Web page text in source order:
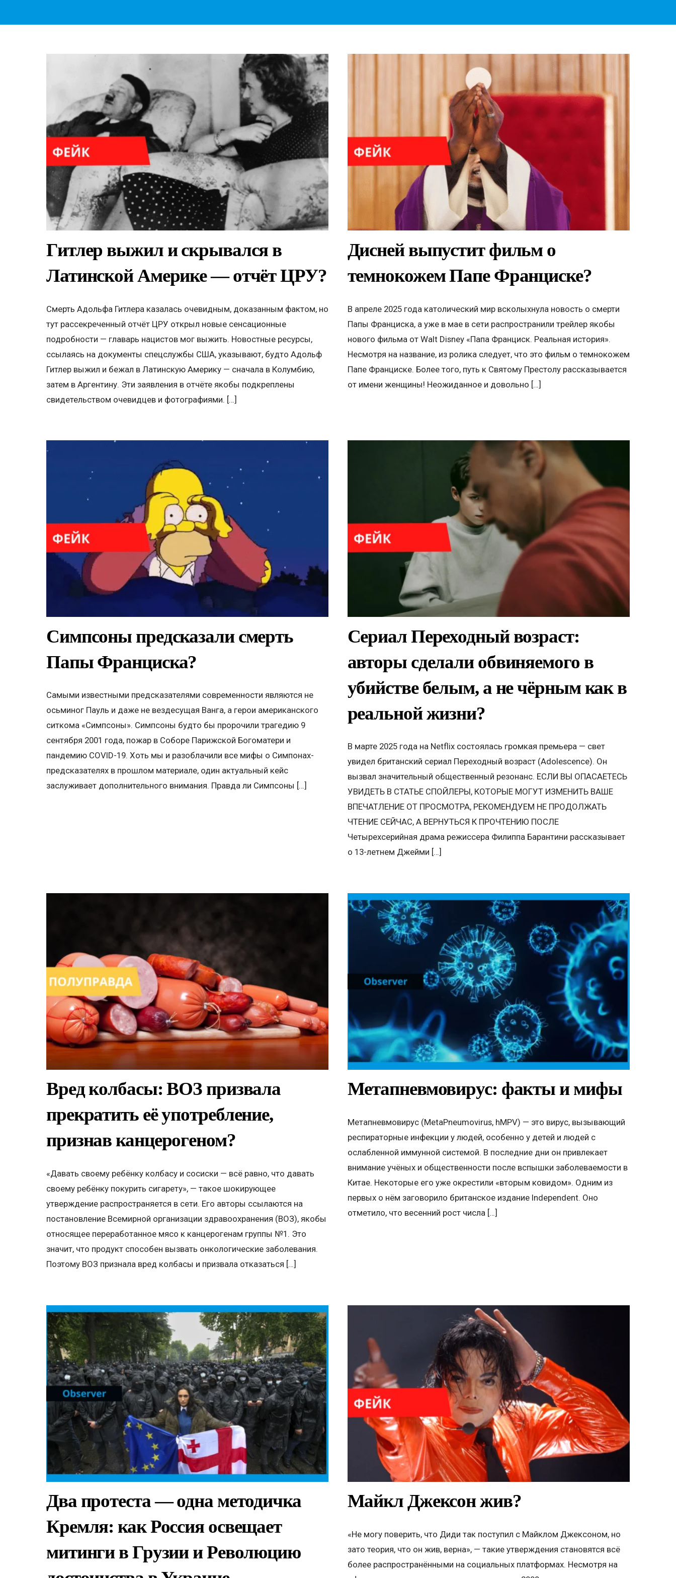
Гитлер выжил и скрывался в
Латинской Америке — отчёт ЦРУ?
Смерть Адольфа Гитлера казалась очевидным, доказанным фактом, но
тут рассекреченный отчёт ЦРУ открыл новые сенсационные
подробности — главарь нацистов мог выжить. Новостные ресурсы,
ссылаясь на документы спецслужбы США, указывают, будто Адольф
Гитлер выжил и бежал в Латинскую Америку — сначала в Колумбию,
затем в Аргентину. Эти заявления в отчёте якобы подкреплены
свидетельством очевидцев и фотографиями. […]
Дисней выпустит фильм о
темнокожем Папе Франциске?
В апреле 2025 года католический мир всколыхнула новость о смерти
Папы Франциска, а уже в мае в сети распространили трейлер якобы
нового фильма от Walt Disney «Папа Франциск. Реальная история».
Несмотря на название, из ролика следует, что это фильм о темнокожем
Папе Франциске. Более того, путь к Святому Престолу рассказывается
от имени женщины! Неожиданное и довольно […]
Симпсоны предсказали смерть
Папы Франциска?
Самыми известными предсказателями современности являются не
осьминог Пауль и даже не вездесущая Ванга, а герои американского
ситкома «Симпсоны». Симпсоны будто бы пророчили трагедию 9
сентября 2001 года, пожар в Соборе Парижской Богоматери и
пандемию COVID-19. Хоть мы и разоблачили все мифы о Симпонах-
предсказателях в прошлом материале, один актуальный кейс
заслуживает дополнительного внимания. Правда ли Симпсоны […]
Сериал Переходный возраст:
авторы сделали обвиняемого в
убийстве белым, а не чёрным как в
реальной жизни?
В марте 2025 года на Netflix состоялась громкая премьера — свет
увидел британский сериал Переходный возраст (Adolescence). Он
вызвал значительный общественный резонанс. ЕСЛИ ВЫ ОПАСАЕТЕСЬ
УВИДЕТЬ В СТАТЬЕ СПОЙЛЕРЫ, КОТОРЫЕ МОГУТ ИЗМЕНИТЬ ВАШЕ
ВПЕЧАТЛЕНИЕ ОТ ПРОСМОТРА, РЕКОМЕНДУЕМ НЕ ПРОДОЛЖАТЬ
ЧТЕНИЕ СЕЙЧАС, А ВЕРНУТЬСЯ К ПРОЧТЕНИЮ ПОСЛЕ
Четырехсерийная драма режиссера Филиппа Барантини рассказывает
о 13-летнем Джейми […]
Вред колбасы: ВОЗ призвала
прекратить её употребление,
признав канцерогеном?
«Давать своему ребёнку колбасу и сосиски — всё равно, что давать
своему ребёнку покурить сигарету», — такое шокирующее
утверждение распространяется в сети. Его авторы ссылаются на
постановление Всемирной организации здравоохранения (ВОЗ), якобы
относящее переработанное мясо к канцерогенам группы №1. Это
значит, что продукт способен вызвать онкологические заболевания.
Поэтому ВОЗ признала вред колбасы и призвала отказаться […]
Метапневмовирус: факты и мифы
Метапневмовирус (MetaPneumovirus, hMPV) — это вирус, вызывающий
респираторные инфекции у людей, особенно у детей и людей с
ослабленной иммунной системой. В последние дни он привлекает
внимание учёных и общественности после вспышки заболеваемости в
Китае. Некоторые его уже окрестили «вторым ковидом». Одним из
первых о нём заговорило британское издание Independent. Оно
отметило, что весенний рост числа […]
Два протеста — одна методичка
Кремля: как Россия освещает
митинги в Грузии и Революцию
Майкл Джексон жив?
«Не могу поверить, что Диди так поступил с Майклом Джексоном, но
зато теория, что он жив, верна», — такие утверждения становятся всё
более распространёнными на социальных платформах. Несмотря на